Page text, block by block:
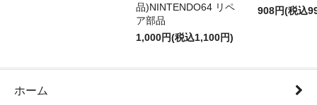
品)NINTENDO64 リペ
ア部品
1,000円(税込1,100円)
908円(税込
ホーム